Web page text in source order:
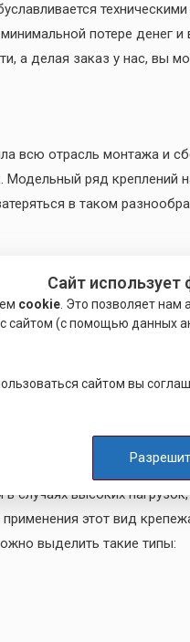
потере денег
а делая заказ у нас, вы
всю отрасль монтажа и
ряд креплений
в таком
которые не
и широко
делится на такие виды:
и сантехникой)
нагрузки)
в
высоких
этот вид
выделить такие типы:
Сайт
cookie . Это позволяет
сайтом (с помощью данных
сайтом вы